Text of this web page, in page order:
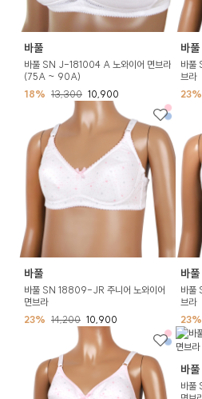
바풀
바풀 SN J-181004 A 노와이어 면브라
(75A ~ 90A)
18% 13,300 10,900
바풀
바풀
브라
23%
바풀
바풀 SN 18809-JR 주니어 노와이어
면브라
23% 14,200 10,900
바풀
바풀
브라
23%
바풀
바풀